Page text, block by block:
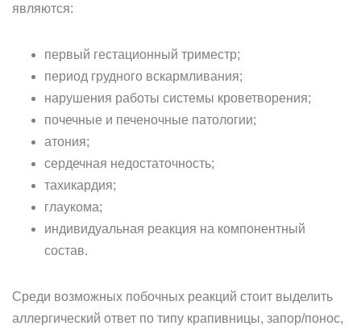
являются:
первый гестационный триместр;
период грудного вскармливания;
нарушения работы системы кроветворения;
почечные и печеночные патологии;
атония;
сердечная недостаточность;
тахикардия;
глаукома;
индивидуальная реакция на компонентный
состав.
Среди возможных побочных реакций стоит выделить
аллергический ответ по типу крапивницы, запор/понос,